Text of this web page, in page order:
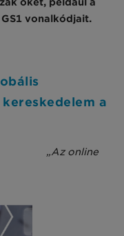
vonalkódjait.
a
„Az online